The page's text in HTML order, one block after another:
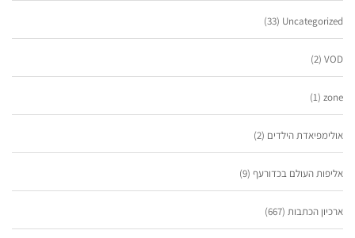
Uncategorized
(33)
VOD
(2)
zone
(1)
אולימפיאדת הילדים (2)
אליפות העולם בכדורעף (9)
ארכיון הכתבות (667)